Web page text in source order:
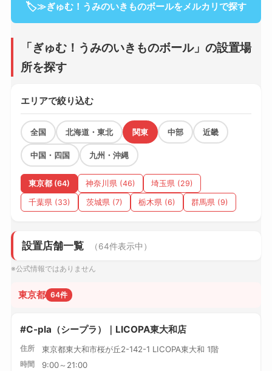
🏷≫ぎゅむ！うみのいきものボールをメルカリで探す
「ぎゅむ！うみのいきものボール」の設置場
所を探す
エリアで絞り込む
全国 北海道・東北 関東 中部 近畿
中国・四国 九州・沖縄
東京都 (64) 神奈川県 (46) 埼玉県 (29)
千葉県 (33) 茨城県 (7) 栃木県 (6) 群馬県 (9)
設置店舗一覧 （64件表示中）
※公式情報ではありません
東京都 64件
#C-pla（シープラ）｜LICOPA東大和店
住所 東京都東大和市桜が丘2-142-1 LICOPA東大和 1階
時間 9:00～21:00